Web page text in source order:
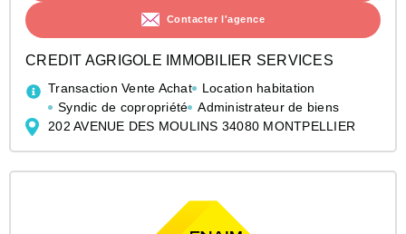
Contacter l'agence
CREDIT AGRIGOLE IMMOBILIER SERVICES
Transaction Vente Achat
Location habitation
Syndic de copropriété
Administrateur de biens
202 AVENUE DES MOULINS 34080 MONTPELLIER